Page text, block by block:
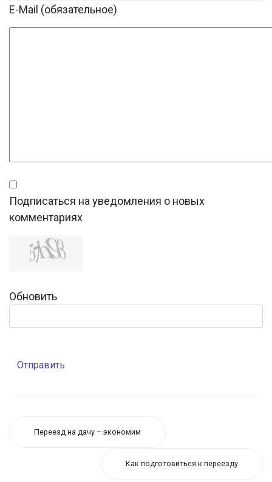
E-Mail (обязательное)
Подписаться на уведомления о новых
комментариях
Обновить
Отправить
Переезд на дачу – экономим
Как подготовиться к переезду